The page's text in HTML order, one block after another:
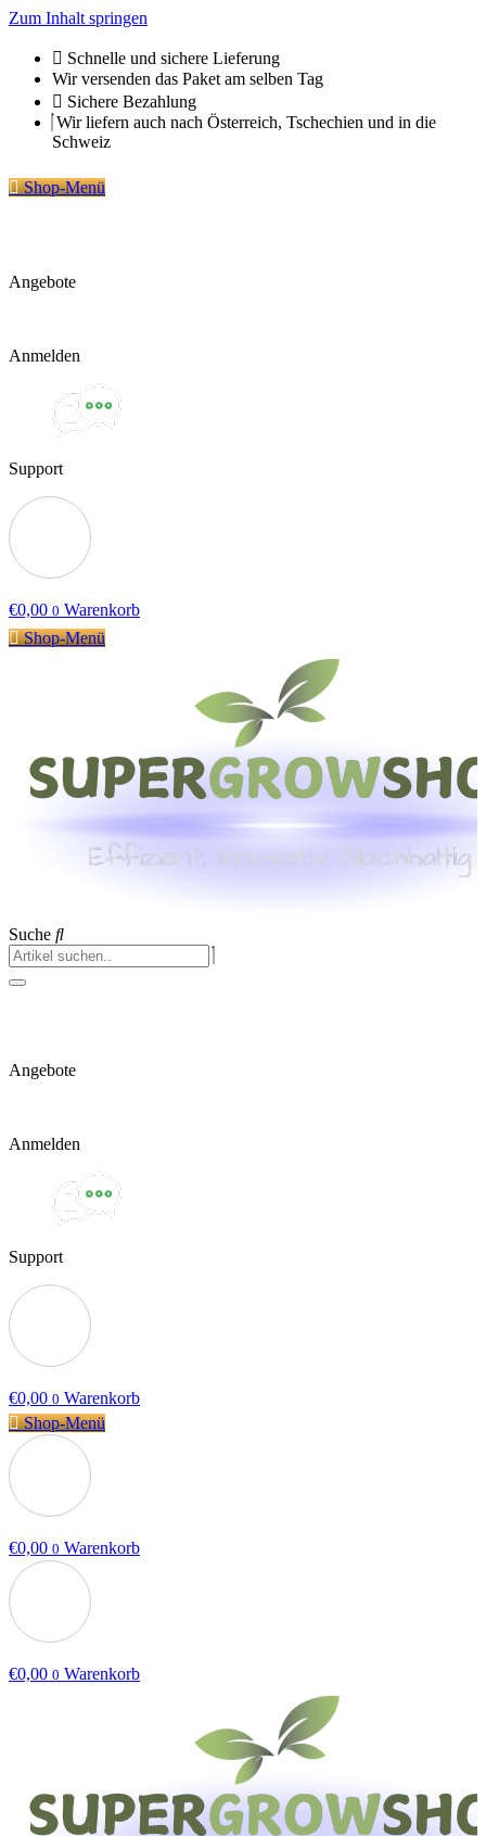
Zum Inhalt springen
Schnelle und sichere Lieferung
Wir versenden das Paket am selben Tag
Sichere Bezahlung
Wir liefern auch nach Österreich, Tschechien und in die
Schweiz
Shop-Menü
Angebote
Anmelden
Support
€0,00 0 Warenkorb
Shop-Menü
Suche
Angebote
Anmelden
Support
€0,00 0 Warenkorb
Shop-Menü
€0,00 0 Warenkorb
€0,00 0 Warenkorb